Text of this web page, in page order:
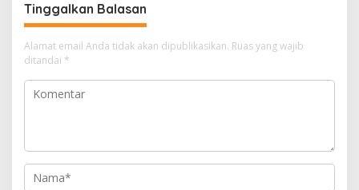
Tinggalkan Balasan
Alamat email Anda tidak akan dipublikasikan. Ruas yang wajib
ditandai *